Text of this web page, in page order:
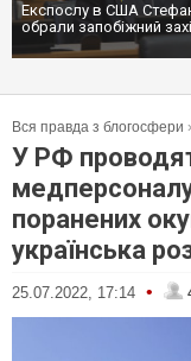
Експослу в США
обрали запобіжний
Вся правда з блогосфери
У РФ
медперсоналу
поранених
українська
25.07.2022, 17:14 •